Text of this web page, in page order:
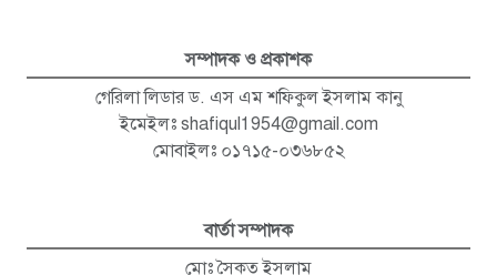
সম্পাদক ও প্রকাশক
গেরিলা লিডার ড. এস এম শফিকুল ইসলাম কানু
ইমেইলঃ shafiqul1954@gmail.com
মোবাইলঃ ০১৭১৫-০৩৬৮৫২
বার্তা সম্পাদক
মোঃ সৈকত ইসলাম